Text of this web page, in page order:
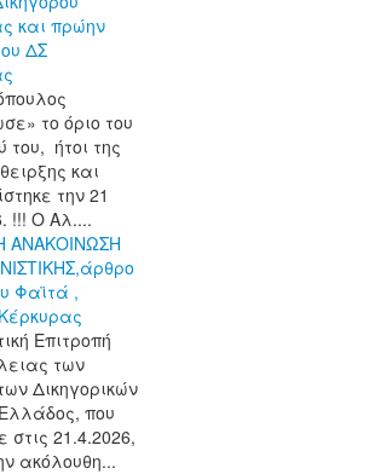
και πρώην
ΔΣ
το όριο του
του, ήτοι της
και
την 21
!!! Ο Αλ....
ΑΝΑΚΟΙΝΩΣΗ
Φαϊτά ,
Επιτροπή
των
Δικηγορικών
που
στις 21.4.2026,
ακόλουθη...